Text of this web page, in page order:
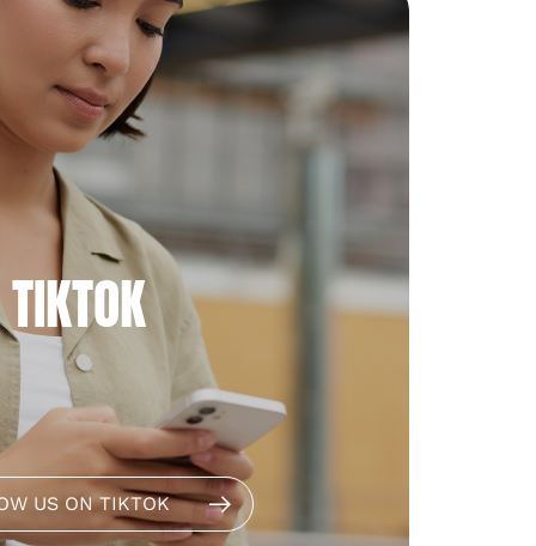
TIKTOK
US ON TIKTOK